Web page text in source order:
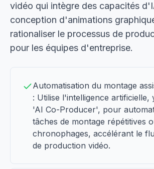
vidéo qui intègre des capacités
conception d'animations
rationaliser le processus de
pour les équipes d'entreprise.
Automatisation du montage
: Utilise l'intelligence artificielle,
'AI Co-Producer', pour
tâches de montage répétitives
chronophages, accélérant le
de production vidéo.